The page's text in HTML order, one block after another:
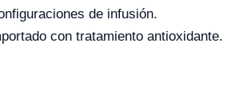
de infusión.
con tratamiento antioxidante.